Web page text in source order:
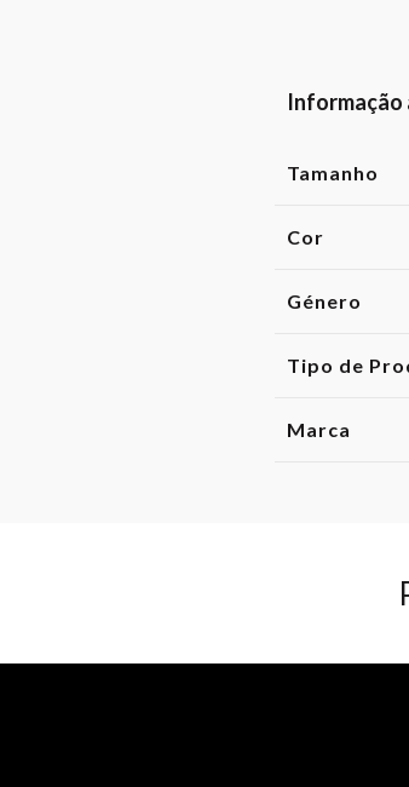
Informação
Tamanho
Cor
Género
Tipo de
Marca